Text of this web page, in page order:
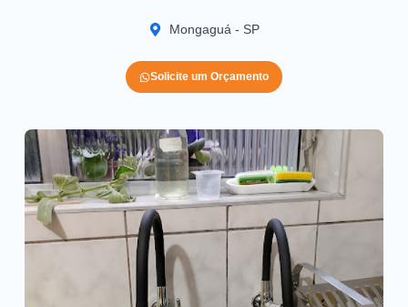
Mongaguá - SP
Solicite um Orçamento